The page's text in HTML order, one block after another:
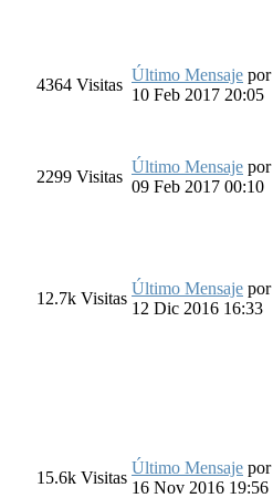
4364 Visitas
Último Mensaje por
10 Feb 2017 20:05
2299 Visitas
Último Mensaje por
09 Feb 2017 00:10
12.7k Visitas
Último Mensaje por
12 Dic 2016 16:33
15.6k Visitas
Último Mensaje por
16 Nov 2016 19:56